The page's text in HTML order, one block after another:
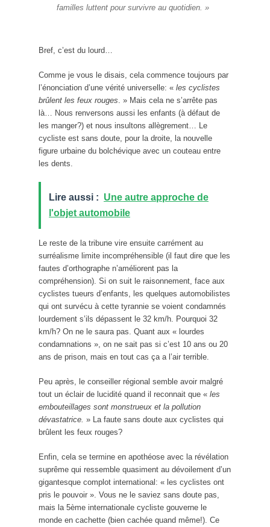
familles luttent pour survivre au quotidien. »
Bref, c’est du lourd…
Comme je vous le disais, cela commence toujours par
l’énonciation d’une vérité universelle: « les cyclistes
brûlent les feux rouges . » Mais cela ne s’arrête pas
là… Nous renversons aussi les enfants (à défaut de
les manger?) et nous insultons allègrement… Le
cycliste est sans doute, pour la droite, la nouvelle
figure urbaine du bolchévique avec un couteau entre
les dents.
Lire aussi : Une autre approche de
l'objet automobile
Le reste de la tribune vire ensuite carrément au
surréalisme limite incompréhensible (il faut dire que les
fautes d’orthographe n’améliorent pas la
compréhension). Si on suit le raisonnement, face aux
cyclistes tueurs d’enfants, les quelques automobilistes
qui ont survécu à cette tyrannie se voient condamnés
lourdement s’ils dépassent le 32 km/h. Pourquoi 32
km/h? On ne le saura pas. Quant aux « lourdes
condamnations », on ne sait pas si c’est 10 ans ou 20
ans de prison, mais en tout cas ça a l’air terrible.
Peu après, le conseiller régional semble avoir malgré
tout un éclair de lucidité quand il reconnait que « les
embouteillages sont monstrueux et la pollution
dévastatrice. » La faute sans doute aux cyclistes qui
brûlent les feux rouges?
Enfin, cela se termine en apothéose avec la révélation
suprême qui ressemble quasiment au dévoilement d’un
gigantesque complot international: « les cyclistes ont
pris le pouvoir ». Vous ne le saviez sans doute pas,
mais la 5ème internationale cycliste gouverne le
monde en cachette (bien cachée quand même!). Ce